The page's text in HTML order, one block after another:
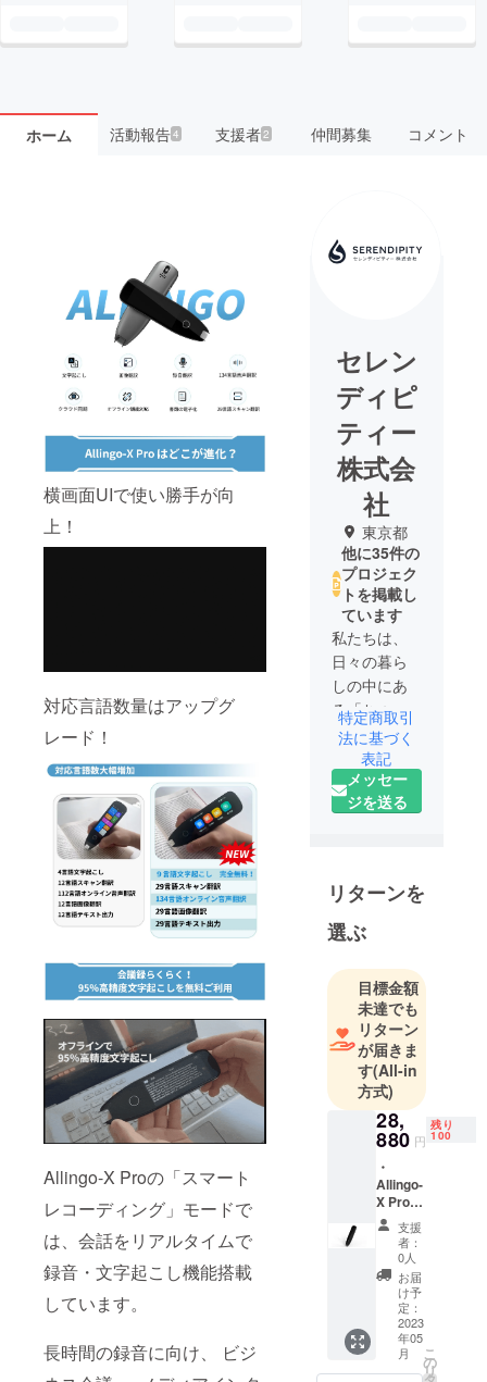
ホーム 活動報告4 支援者2 仲間募集 コメント
横画面UIで使い勝手が向
上！
対応言語数量はアップグ
レード！
Allingo-X Proの「スマート
レコーディング」モードで
は、会話をリアルタイムで
録音・文字起こし機能搭載
しています。
長時間の録音に向け、 ビジ
セレン
ディピ
ティー
株式会
社
東京都
他に35件の
プロジェク
トを掲載し
ています
私たちは、
日々の暮ら
しの中にあ
る「ちょっ
と不便」を
解決する製
品を探し続
けていま
とつです。
これから
も、毎日を
より快適に
する魅力的
な製品を皆
様にお届け
してまいり
ます。
日本国内で
の販売・サ
ポートは当
社が責任を
持って対応
いたしま
特定商取引
法に基づく
表記
メッセー
ジを送る
リターンを
選ぶ
目標金額
未達でも
リターン
が届きま
す(All-in
方式)
28,
880 円
残り
100
・
Allingo-
X Pro×1
・日本
語説明
書×1 ・
USB-C
充電
ケーブ
×1（長
さ：
50cm）
支援
者：
0人
お届
け予
定：
2023
年05
月
こ
の
リ